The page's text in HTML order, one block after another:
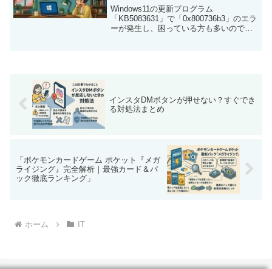
Windows11の更新プログラム
「KB5083631」で「0x800736b3」のエラ
ーが発生し、困っている方も多いのでは
インスタDMボタンが押せない？すぐでき
る対処法まとめ
「ポケモンカードゲーム ポケット『メガ
ライジング』完全解析｜最強カード＆パ
ック徹底ランキング」
ホーム IT